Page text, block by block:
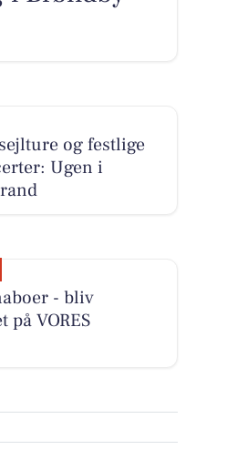
og festlige
Ugen i
- bliv
VORES